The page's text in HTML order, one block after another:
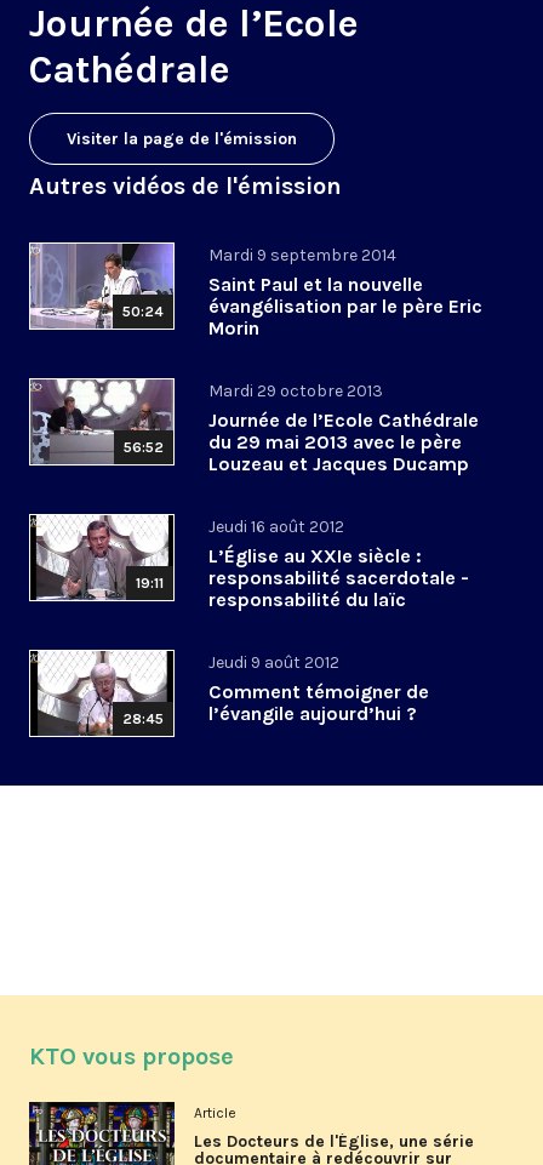
Journée de l’Ecole
Cathédrale
Visiter la page de l'émission
Autres vidéos de l'émission
50:24
Mardi 9 septembre 2014
Saint Paul et la nouvelle
évangélisation par le père Eric
Morin
56:52
Mardi 29 octobre 2013
Journée de l’Ecole Cathédrale
du 29 mai 2013 avec le père
Louzeau et Jacques Ducamp
19:11
Jeudi 16 août 2012
L’Église au XXIe siècle :
responsabilité sacerdotale -
responsabilité du laïc
28:45
Jeudi 9 août 2012
Comment témoigner de
l’évangile aujourd’hui ?
KTO vous propose
Article
Les Docteurs de l'Église, une série
documentaire à redécouvrir sur